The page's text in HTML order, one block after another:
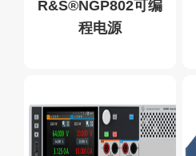
R&S®NGP802可编
程电源